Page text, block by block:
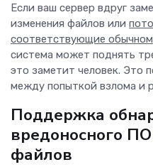
Если ваш сервер вдруг
изменения файлов или
соответствующие
система может поднять
это заметит человек. Это
между попыткой взлома и
Поддержка
вредоносного
файлов